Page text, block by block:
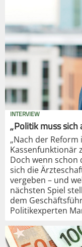
INTERVIEW
„Politik muss
„Nach der
Kassenfunktionär
Doch wenn schon
sich die
vergeben – und
nächsten Spiel
dem
Politikexperten